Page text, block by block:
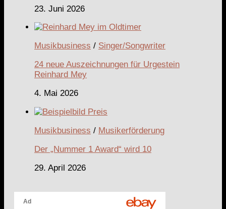
23. Juni 2026
Musikbusiness / Singer/Songwriter
24 neue Auszeichnungen für Urgestein
Reinhard Mey
4. Mai 2026
Musikbusiness / Musikerförderung
Der „Nummer 1 Award“ wird 10
29. April 2026